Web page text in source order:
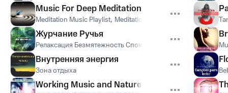
Music For Deep Meditation
Meditation Music Playlist, Meditation Music Collective ,
Журчание Pучья
Релаксация Безмятежность Спокойствие
Внутренняя энергия
Зона отдыха
Working Music and Nature Sounds